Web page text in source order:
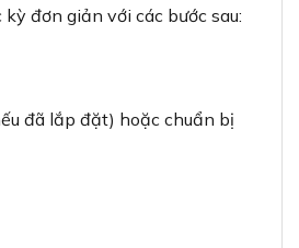
đơn giản với các bước sau:
đã lắp đặt) hoặc chuẩn bị